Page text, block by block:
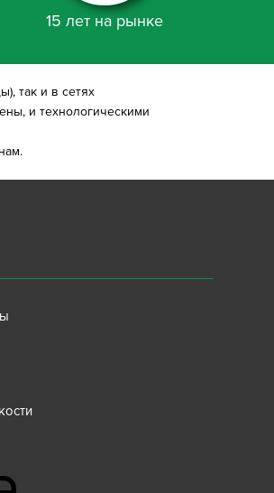
15 лет на рынке
так и в сетях
и технологическими